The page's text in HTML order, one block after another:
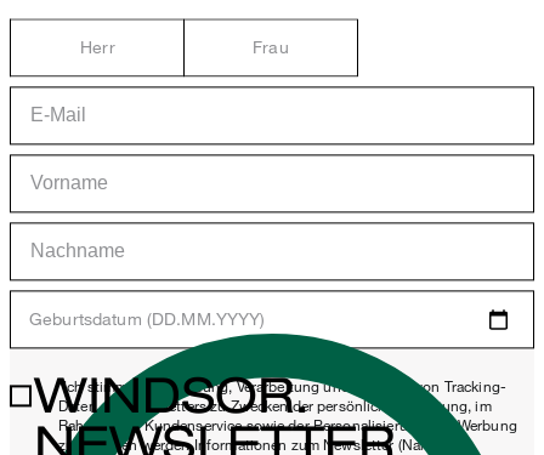
Herr Frau
Geburtsdatum (DD.MM.YYYY)
*Ich stimme der Erhebung, Verarbeitung und Nutzung von Tracking-
Daten des Newsletters zu Zwecken der persönlichen Beratung, im
Rahmen des Kundenservice sowie der Personalisierung von Werbung
zu. Erhoben werden Informationen zum Newsletter (Name des
WINDSOR.
NEWSLETTER